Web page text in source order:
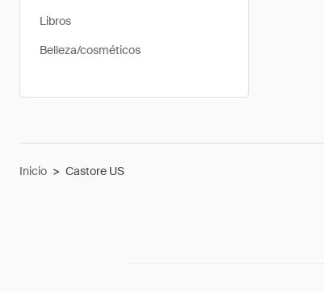
Libros
Belleza/cosméticos
Inicio > Castore US